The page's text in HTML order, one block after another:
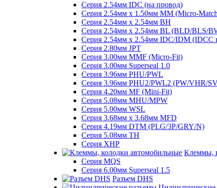
Серия 2.54мм IDC (на провод)
Серия 2.54мм х 1.50мм MM (Micro-
Серия 2.54мм х 2.54мм BH
Серия 2.54мм х 2.54мм BL (BLD/BLS/
Серия 2.54мм х 2.54мм IDC/IDM (IDCC
Серия 2.80мм JPT
Серия 3.00мм MMF (Micro-Fit)
Серия 3.00мм Superseal 1.0
Серия 3.96мм PHU/PWL
Серия 3.96мм PHU2/PWL2 (PW/VHR/
Серия 4.20мм MF (Mini-Fit)
Серия 5.08мм MHU/MPW
Серия 5.00мм WSL
Серия 3.68мм х 3.68мм MFD
Серия 4.19мм DTM (PLG/3P/GRY/N)
Серия 5.08мм TH
Серия XHP
Клеммы,
Серия MQS
Серия 6.00мм Superseal 1.5
Разъем DHS